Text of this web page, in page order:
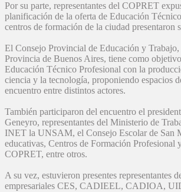
Por su parte, representantes del COPRET
planificación de la oferta de Educación
centros de formación de la ciudad presentaron
El Consejo Provincial de Educación y
Provincia de Buenos Aires, tiene como
Educación Técnico Profesional con la
ciencia y la tecnología, proponiendo espacios
encuentro entre distintos actores.
También participaron del encuentro el
Geneyro, representantes del Ministerio de
INET la UNSAM, el Consejo Escolar de San
educativas, Centros de Formación Profesional
COPRET, entre otros.
A su vez, estuvieron presentes representantes
empresariales CES, CADIEEL, CADIOA,